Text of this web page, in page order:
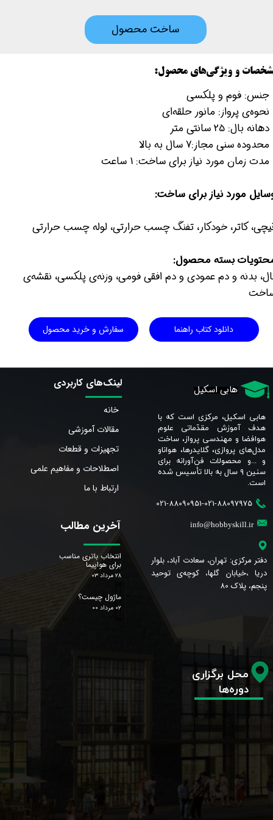
ساخت محصول
و ویژگی‌های محصول:
جنس: فوم و پلکسی
پرواز: مانور حلقه‌ای
بال: 25 سانتی متر
سنی مجاز:7 سال به بالا
زمان مورد نیاز برای ساخت: 1 ساعت
مورد نیاز برای ساخت:
کاتر، خودکار، تفنگ چسب حرارتی، لوله چسب حرارتی
بسته محصول:
بدنه و دم عمودی و دم افقی فومی، وزنه‌ی پلکسی، نقشه‌ی
دانلود کتاب راهنما سفارش و خرید محصول
هابی اسکیل
هابی اسکیل، مرکزی است که با
هدف آموزش مقدّماتی علوم
هوافضا و مهندسی پرواز، ساخت
مدل‌های پروازی، گلایدرها، هواناو
و ...و محصولات فن‌آورانه برای
سنین ٩ سال به بالا تأسیس شده
است.​​​​​​​
021-88090951-021-88097975
info@hobbyskill.ir
دفتر مرکزی: تهران، سعادت آباد، بلوار
دریا ،خیابان گلها، کوچه‌ی توحید
پنجم، پلاک 80
لینک‌های کاربردی
خانه
مقالات آموزشی
تجهیزات و قطعات
اصطلاحات و مفاهیم علمی
ارتباط با ما
آخرین مطالب
انتخاب باتری مناسب
برای هواپیما
۲۸ مرداد ۰۳
ماژول چیست؟
۰۲ مرداد ۰۰
محل برگزاری
دوره‌ها